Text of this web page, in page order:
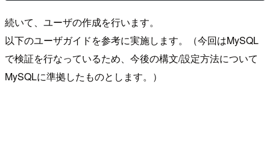
続いて、ユーザの作成を行います。
以下のユーザガイドを参考に実施します。（今回はMySQL
で検証を行なっているため、今後の構文/設定方法について
MySQLに準拠したものとします。）